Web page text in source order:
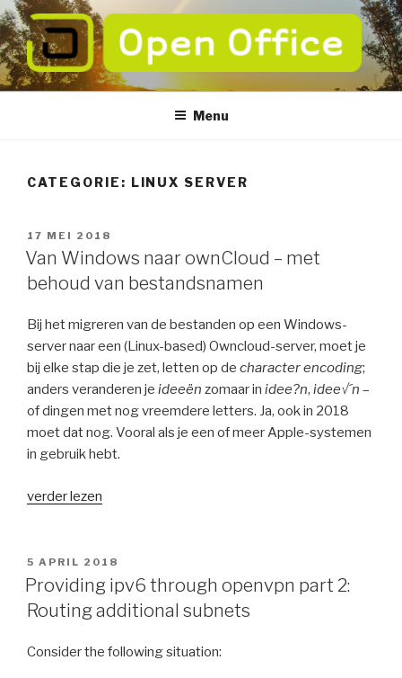
Naar
de
inhoud
springen
OPEN OFFICE
verbeter de betrouwbaarheid van uw ICT
Menu
CATEGORIE: LINUX SERVER
GEPLAATST
OP
17 MEI 2018
Van Windows naar ownCloud – met
behoud van bestandsnamen
Bij het migreren van de bestanden op een Windows-
server naar een (Linux-based) Owncloud-server, moet je
bij elke stap die je zet, letten op de character encoding;
anders veranderen je ideeën zomaar in idee?n, idee√´n –
of dingen met nog vreemdere letters. Ja, ook in 2018
moet dat nog. Vooral als je een of meer Apple-systemen
in gebruik hebt.
“Van
ownCloud
–
met
van
verder lezen
GEPLAATST
OP
5 APRIL 2018
Providing ipv6 through openvpn part 2:
Routing additional subnets
Consider the following situation: